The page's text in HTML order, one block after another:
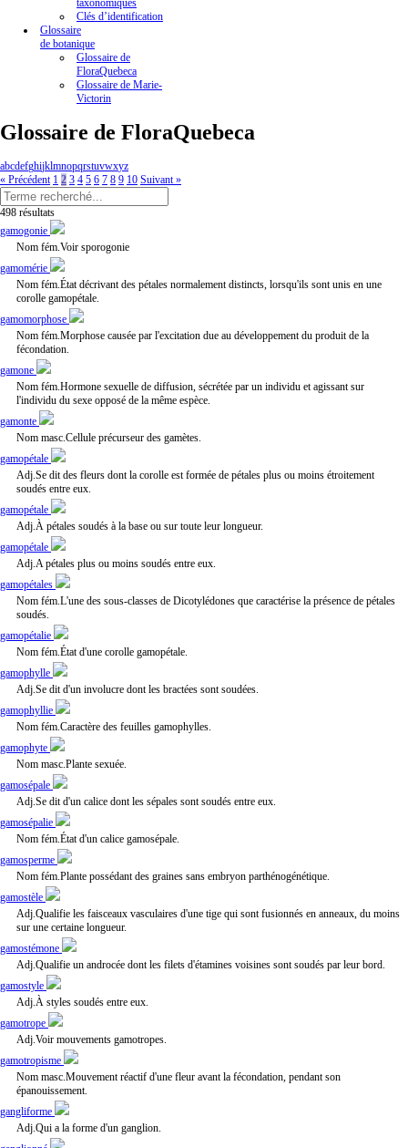
taxonomiques
Clés d’identification
Glossaire
de botanique
Glossaire de
FloraQuebeca
Glossaire de Marie-
Victorin
Glossaire de FloraQuebeca
abcdefghijklmnopqrstuvwxyz
« Précédent 1 2 3 4 5 6 7 8 9 10 Suivant »
498 résultats
gamogonie
Nom fém.Voir sporogonie
gamomérie
Nom fém.État décrivant des pétales normalement distincts, lorsqu'ils sont unis en une
corolle gamopétale.
gamomorphose
Nom fém.Morphose causée par l'excitation due au développement du produit de la
fécondation.
gamone
Nom fém.Hormone sexuelle de diffusion, sécrétée par un individu et agissant sur
l'individu du sexe opposé de la même espèce.
gamonte
Nom masc.Cellule précurseur des gamètes.
gamopétale
Adj.Se dit des fleurs dont la corolle est formée de pétales plus ou moins étroitement
soudés entre eux.
gamopétale
Adj.À pétales soudés à la base ou sur toute leur longueur.
gamopétale
Adj.A pétales plus ou moins soudés entre eux.
gamopétales
Nom fém.L'une des sous-classes de Dicotylédones que caractérise la présence de pétales
soudés.
gamopétalie
Nom fém.État d'une corolle gamopétale.
gamophylle
Adj.Se dit d'un involucre dont les bractées sont soudées.
gamophyllie
Nom fém.Caractère des feuilles gamophylles.
gamophyte
Nom masc.Plante sexuée.
gamosépale
Adj.Se dit d'un calice dont les sépales sont soudés entre eux.
gamosépalie
Nom fém.État d'un calice gamosépale.
gamosperme
Nom fém.Plante possédant des graines sans embryon parthénogénétique.
gamostèle
Adj.Qualifie les faisceaux vasculaires d'une tige qui sont fusionnés en anneaux, du moins
sur une certaine longueur.
gamostémone
Adj.Qualifie un androcée dont les filets d'étamines voisines sont soudés par leur bord.
gamostyle
Adj.À styles soudés entre eux.
gamotrope
Adj.Voir mouvements gamotropes.
gamotropisme
Nom masc.Mouvement réactif d'une fleur avant la fécondation, pendant son
épanouissement.
gangliforme
Adj.Qui a la forme d'un ganglion.